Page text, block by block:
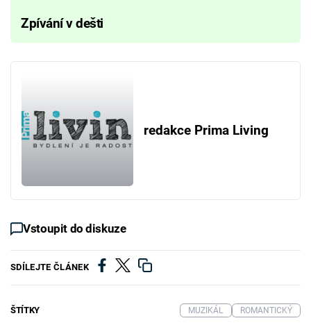
Zpívání v dešti
redakce Prima Living
Vstoupit do diskuze
SDÍLEJTE ČLÁNEK
ŠTÍTKY MUZIKÁL ROMANTICKÝ